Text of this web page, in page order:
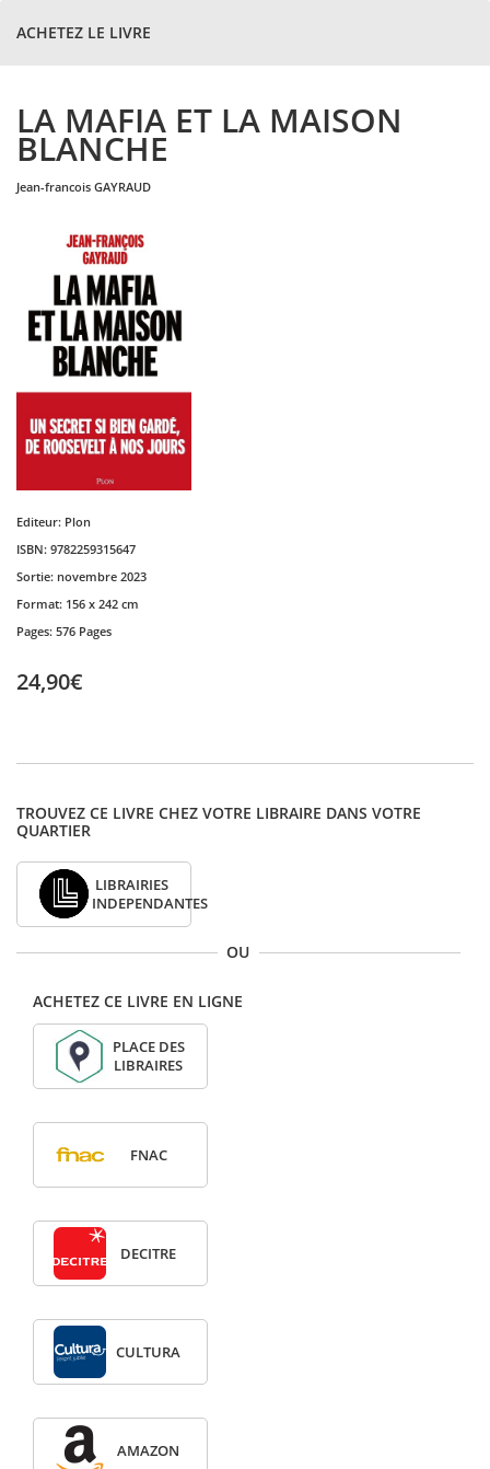
ACHETEZ LE LIVRE
LA MAFIA ET LA MAISON
BLANCHE
jean-francois GAYRAUD
Editeur: Plon
ISBN: 9782259315647
Sortie: novembre 2023
Format: 156 x 242 cm
Pages: 576 Pages
24,90€
TROUVEZ CE LIVRE CHEZ VOTRE LIBRAIRE DANS VOTRE
QUARTIER
LIBRAIRIES
INDEPENDANTES
OU
ACHETEZ CE LIVRE EN LIGNE
PLACE DES
LIBRAIRES
FNAC
DECITRE
CULTURA
AMAZON